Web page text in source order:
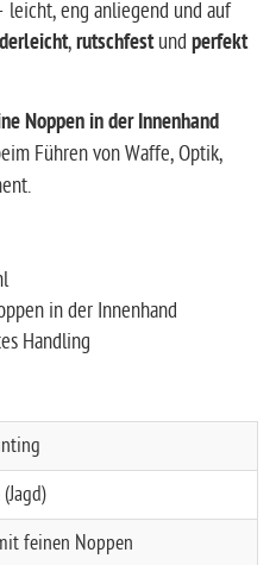
leicht, eng anliegend und auf
,rutschfestund perfekt
Noppen in der Innenhand
Führen von Waffe, Optik,
in der Innenhand
Handling
feinen Noppen